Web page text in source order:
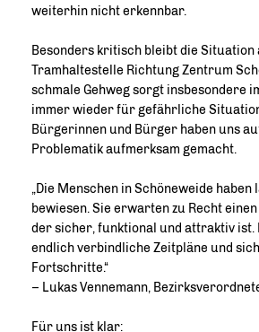
weiterhin nicht erkennbar.
Besonders kritisch bleibt die Situation
Tramhaltestelle Richtung Zentrum
schmale Gehweg sorgt insbesondere
immer wieder für gefährliche
Bürgerinnen und Bürger haben uns
Problematik aufmerksam gemacht.
Die Menschen in Schöneweide haben
bewiesen. Sie erwarten zu Recht
der sicher, funktional und attraktiv ist.
endlich verbindliche Zeitpläne und
Fortschritte.“
– Lukas Vennemann,
Für uns ist klar: